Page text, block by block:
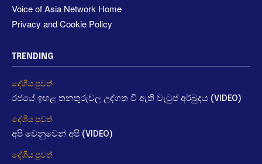
Voice of Asia Network Home
Privacy and Cookie Policy
TRENDING
දේශීය පුවත්
රජයේ ඉහළ තනතුරුවල උද්ගත වී ඇති වැටුප් අර්බුදය (VIDEO)
දේශීය පුවත්
අපි වෙනුවෙන් අපි (VIDEO)
දේශීය පුවත්